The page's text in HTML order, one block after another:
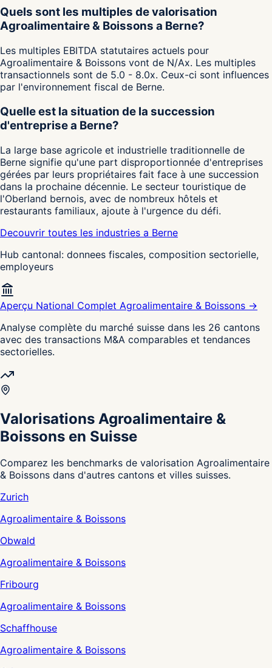
Quels sont les multiples de valorisation
Agroalimentaire & Boissons a Berne?
Les multiples EBITDA statutaires actuels pour
Agroalimentaire & Boissons vont de N/Ax. Les multiples
transactionnels sont de 5.0 - 8.0x. Ceux-ci sont influences
par l'environnement fiscal de Berne.
Quelle est la situation de la succession
d'entreprise a Berne?
La large base agricole et industrielle traditionnelle de
Berne signifie qu'une part disproportionnée d'entreprises
gérées par leurs propriétaires fait face à une succession
dans la prochaine décennie. Le secteur touristique de
l'Oberland bernois, avec de nombreux hôtels et
restaurants familiaux, ajoute à l'urgence du défi.
Decouvrir toutes les industries a Berne
Hub cantonal: donnees fiscales, composition sectorielle,
employeurs
Aperçu National Complet Agroalimentaire & Boissons →
Analyse complète du marché suisse dans les 26 cantons
avec des transactions M&A comparables et tendances
sectorielles.
Valorisations Agroalimentaire &
Boissons en Suisse
Comparez les benchmarks de valorisation Agroalimentaire
& Boissons dans d'autres cantons et villes suisses.
Zurich
Agroalimentaire & Boissons
Obwald
Agroalimentaire & Boissons
Fribourg
Agroalimentaire & Boissons
Schaffhouse
Agroalimentaire & Boissons